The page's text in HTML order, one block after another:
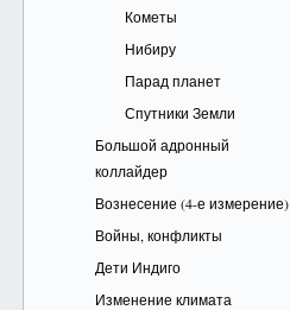
Кометы
Нибиру
Парад планет
Спутники Земли
Большой адронный
коллайдер
Вознесение (4-е измерение)
Войны, конфликты
Дети Индиго
Изменение климата